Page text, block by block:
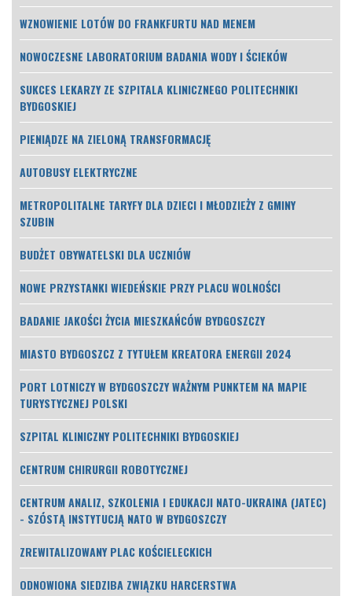
WZNOWIENIE LOTÓW DO FRANKFURTU NAD MENEM
NOWOCZESNE LABORATORIUM BADANIA WODY I ŚCIEKÓW
SUKCES LEKARZY ZE SZPITALA KLINICZNEGO POLITECHNIKI
BYDGOSKIEJ
PIENIĄDZE NA ZIELONĄ TRANSFORMACJĘ
AUTOBUSY ELEKTRYCZNE
METROPOLITALNE TARYFY DLA DZIECI I MŁODZIEŻY Z GMINY
SZUBIN
BUDŻET OBYWATELSKI DLA UCZNIÓW
NOWE PRZYSTANKI WIEDEŃSKIE PRZY PLACU WOLNOŚCI
BADANIE JAKOŚCI ŻYCIA MIESZKAŃCÓW BYDGOSZCZY
MIASTO BYDGOSZCZ Z TYTUŁEM KREATORA ENERGII 2024
PORT LOTNICZY W BYDGOSZCZY WAŻNYM PUNKTEM NA MAPIE
TURYSTYCZNEJ POLSKI
SZPITAL KLINICZNY POLITECHNIKI BYDGOSKIEJ
CENTRUM CHIRURGII ROBOTYCZNEJ
CENTRUM ANALIZ, SZKOLENIA I EDUKACJI NATO-UKRAINA (JATEC)
- SZÓSTĄ INSTYTUCJĄ NATO W BYDGOSZCZY
ZREWITALIZOWANY PLAC KOŚCIELECKICH
ODNOWIONA SIEDZIBA ZWIĄZKU HARCERSTWA